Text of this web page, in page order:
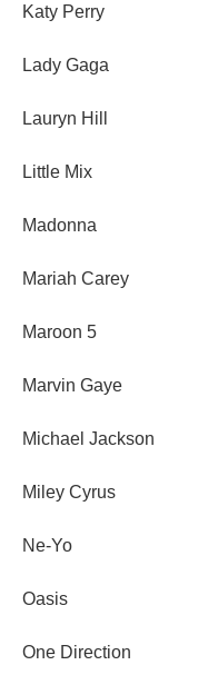
Katy Perry
Lady Gaga
Lauryn Hill
Little Mix
Madonna
Mariah Carey
Maroon 5
Marvin Gaye
Michael Jackson
Miley Cyrus
Ne-Yo
Oasis
One Direction